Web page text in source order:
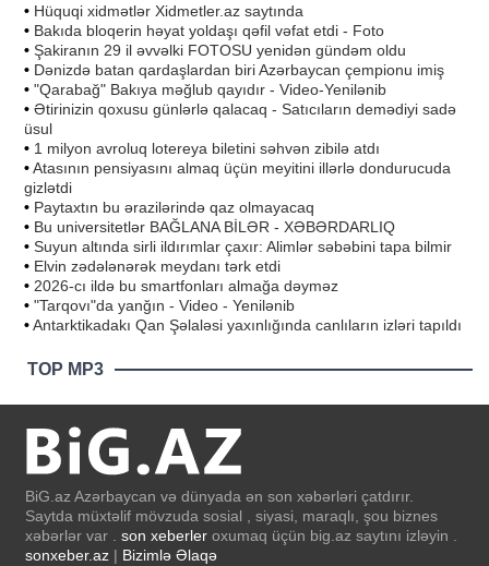
• Hüquqi xidmətlər Xidmetler.az saytında
• Bakıda bloqerin həyat yoldaşı qəfil vəfat etdi - Foto
• Şakiranın 29 il əvvəlki FOTOSU yenidən gündəm oldu
• Dənizdə batan qardaşlardan biri Azərbaycan çempionu imiş
• "Qarabağ" Bakıya məğlub qayıdır - Video-Yenilənib
• Ətirinizin qoxusu günlərlə qalacaq - Satıcıların demədiyi sadə
üsul
• 1 milyon avroluq lotereya biletini səhvən zibilə atdı
•Atasının pensiyasını almaq üçün meyitini illərlə dondurucuda
gizlətdi
• Paytaxtın bu ərazilərində qaz olmayacaq
• Bu universitetlər BAĞLANA BİLƏR - XƏBƏRDARLIQ
• Suyun altında sirli ildırımlar çaxır: Alimlər səbəbini tapa bilmir
• Elvin zədələnərək meydanı tərk etdi
• 2026-cı ildə bu smartfonları almağa dəyməz
• "Tarqovı"da yanğın - Video - Yenilənib
•Antarktikadakı Qan Şəlaləsi yaxınlığında canlıların izləri tapıldı
TOP MP3
BiG.az Azərbaycan və dünyada ən son xəbərləri çatdırır.
Saytda müxtəlif mövzuda sosial , siyasi, maraqlı, şou biznes
xəbərlər var . son xeberler oxumaq üçün big.az saytını izləyin .
sonxeber.az | Bizimlə Əlaqə